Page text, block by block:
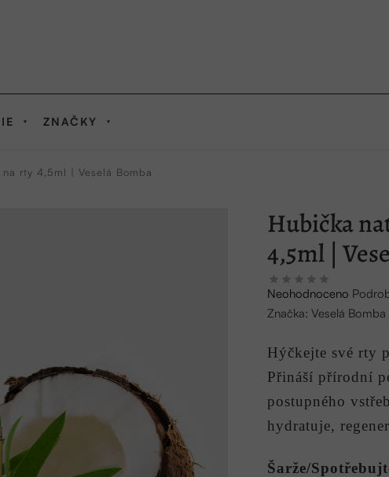
ZNAČKY
rty 4,5ml | Veselá Bomba
Hubička
4,5ml |
Průměrné
hodnocení
produktu
0,0
z
5
hvězdiček.
Neohodnoceno
Značka: Veselá Bomba
Hýčkejte své rty
Přináší přírodní
postupného
hydratuje,
Šarže/